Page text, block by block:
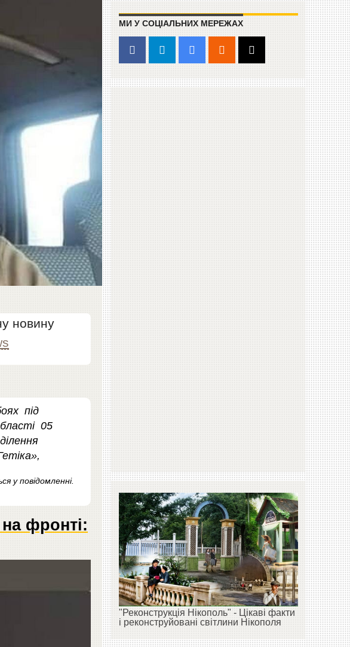
новину
під
05
у повідомленні.
фронті:
МИ У СОЦІАЛЬНИХ МЕРЕЖАХ
"Реконструкція Нікополь" - Цікаві факти
і реконструйовані світлини Нікополя